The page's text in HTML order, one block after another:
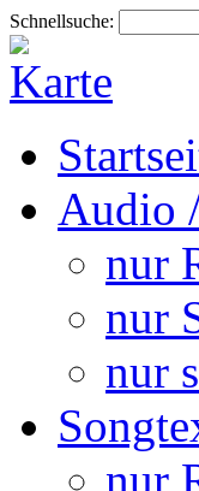
Schnellsuche:
Audio
nur
nur
nur
nur